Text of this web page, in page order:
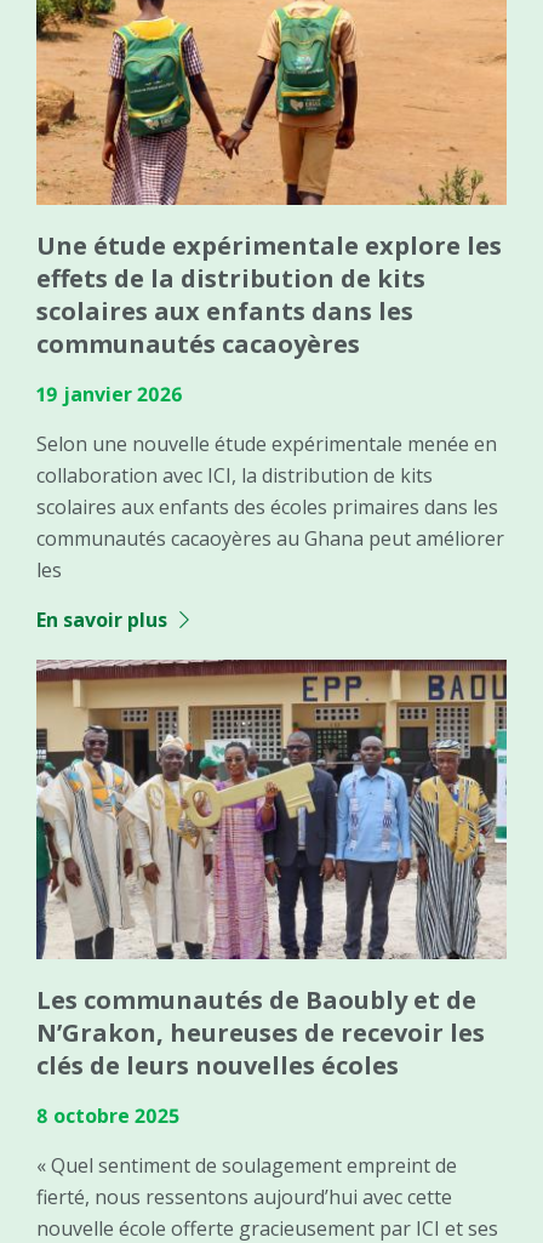
Une étude expérimentale explore les
effets de la distribution de kits
scolaires aux enfants dans les
communautés cacaoyères
19 janvier 2026
Selon une nouvelle étude expérimentale menée en
collaboration avec ICI, la distribution de kits
scolaires aux enfants des écoles primaires dans les
communautés cacaoyères au Ghana peut améliorer
les
En savoir plus
Les communautés de Baoubly et de
N’Grakon, heureuses de recevoir les
clés de leurs nouvelles écoles
8 octobre 2025
« Quel sentiment de soulagement empreint de
fierté, nous ressentons aujourd’hui avec cette
nouvelle école offerte gracieusement par ICI et ses